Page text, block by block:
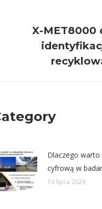
X-MET8000
Dlaczego
cyfrową w
13 lipca 2026